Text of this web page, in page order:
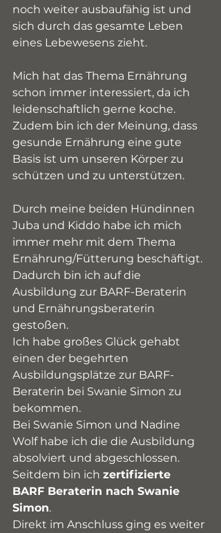
noch weiter ausbaufähig ist und
sich durch das gesamte Leben
eines Lebewesens zieht.
Mich hat das Thema Ernährung
schon immer interessiert, da ich
leidenschaftlich gerne koche.
Zudem bin ich der Meinung, dass
gesunde Ernährung eine gute
Basis ist um unseren Körper zu
schützen und zu unterstützen.
Durch meine beiden Hündinnen
Juba und Kiddo habe ich mich
immer mehr mit dem Thema
Ernährung/Fütterung beschäftigt.
Dadurch bin ich auf die
Ausbildung zur BARF-Beraterin
und Ernährungsberaterin
gestoßen.
Ich habe großes Glück gehabt
einen der begehrten
Ausbildungsplätze zur BARF-
Beraterin bei Swanie Simon zu
bekommen.
Bei Swanie Simon und Nadine
Wolf habe ich die die Ausbildung
absolviert und abgeschlossen.
Seitdem bin ich zertifizierte
BARF Beraterin nach Swanie
Simon.
Direkt im Anschluss ging es weiter